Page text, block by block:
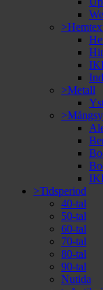
>Metall
>Tidsperiod
40-tal
50-tal
60-tal
70-tal
80-tal
90-tal
Nutida